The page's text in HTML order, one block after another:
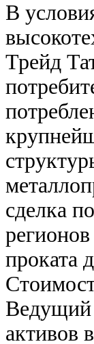
В
Трейд
сделка
проката
Ведущий
активов